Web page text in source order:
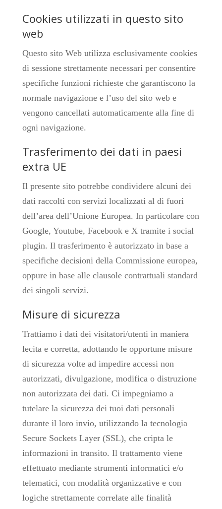
Cookies utilizzati in questo sito
web
Questo sito Web utilizza esclusivamente cookies
di sessione strettamente necessari per consentire
specifiche funzioni richieste che garantiscono la
normale navigazione e l’uso del sito web e
vengono cancellati automaticamente alla fine di
ogni navigazione.
Trasferimento dei dati in paesi
extra UE
Il presente sito potrebbe condividere alcuni dei
dati raccolti con servizi localizzati al di fuori
dell’area dell’Unione Europea. In particolare con
Google, Youtube, Facebook e X tramite i social
plugin. Il trasferimento è autorizzato in base a
specifiche decisioni della Commissione europea,
oppure in base alle clausole contrattuali standard
dei singoli servizi.
Misure di sicurezza
Trattiamo i dati dei visitatori/utenti in maniera
lecita e corretta, adottando le opportune misure
di sicurezza volte ad impedire accessi non
autorizzati, divulgazione, modifica o distruzione
non autorizzata dei dati. Ci impegniamo a
tutelare la sicurezza dei tuoi dati personali
durante il loro invio, utilizzando la tecnologia
Secure Sockets Layer (SSL), che cripta le
informazioni in transito. Il trattamento viene
effettuato mediante strumenti informatici e/o
telematici, con modalità organizzative e con
logiche strettamente correlate alle finalità